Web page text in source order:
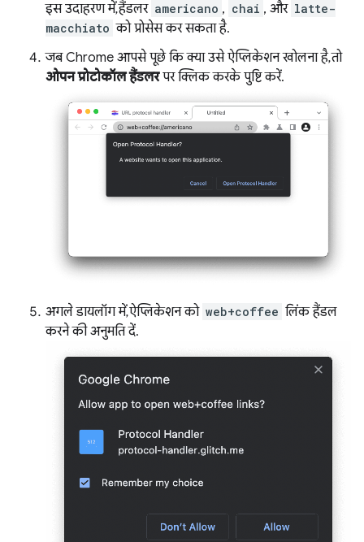
इस उदाहरण में, हैंडलर americano , chai , और latte-
macchiato को प्रोसेस कर सकता है.
जब Chrome आपसे पूछे कि क्या उसे ऐप्लिकेशन खोलना है, तो
ओपन प्रोटोकॉल हैंडलरपर क्लिक करके पुष्टि करें.
अगले डायलॉग में, ऐप्लिकेशन को web+coffee लिंक हैंडल
करने की अनुमति दें.